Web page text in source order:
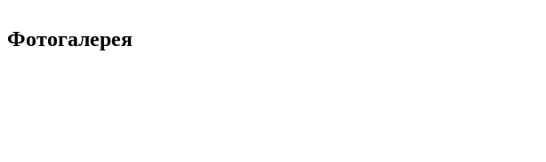
Фотогалерея